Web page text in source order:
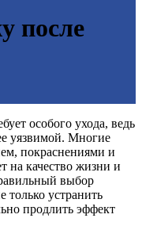
после
особого ухода, ведь
уязвимой. Многие
покраснениями и
на качество жизни и
выбор
только устранить
продлить эффект